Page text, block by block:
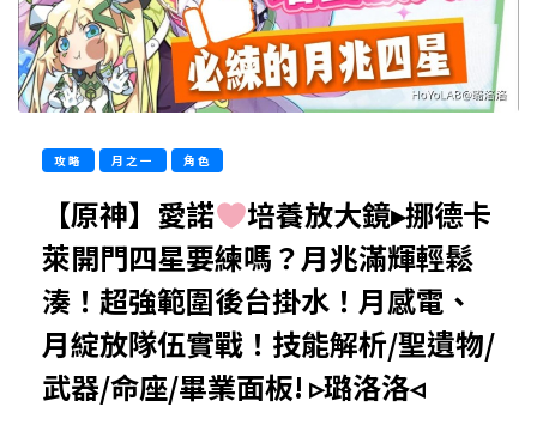
攻略 月之一 角色
【原神】愛諾
培養放大鏡▸挪德卡
萊開門四星要練嗎？月兆滿輝輕鬆
湊！超強範圍後台掛水！月感電、
月綻放隊伍實戰！技能解析/聖遺物/
武器/命座/畢業面板! ▹璐洛洛◃